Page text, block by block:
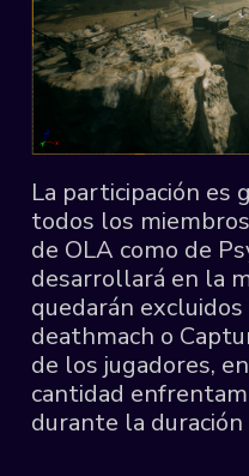
La participación es
todos los
de OLA como de
desarrollará en la
quedarán
deathmach o
de los jugadores,
cantidad
durante la